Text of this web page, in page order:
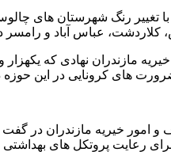
تغییر رنگ شهرستان های
کلاردشت، عباس آباد و رامسر
ضرورت های کرونایی در این
و امور خیریه مازندران در
رعایت پروتکل های